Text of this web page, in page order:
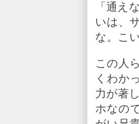
「通え
いは、
な。こ
この人
くわか
力が著
ホなの